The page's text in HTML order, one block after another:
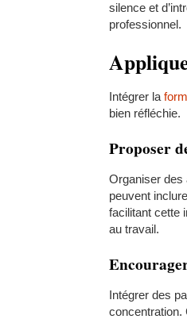
silence et
professionnel.
Intégrer la
bien réfléchie.
Proposer
Organiser des
peuvent
facilitant cette
au travail.
Intégrer des
concentration.